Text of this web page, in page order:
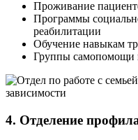
Проживание
Программы
реабилитации
Обучение навыкам
Группы самопомощи
4. Отделение